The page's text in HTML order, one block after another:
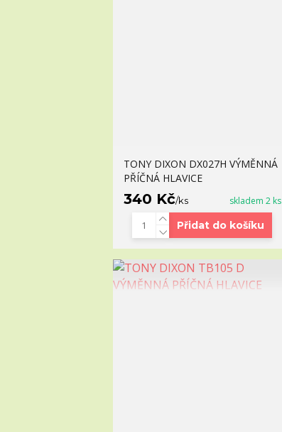
TONY DIXON DX027H VÝMĚNNÁ
PŘÍČNÁ HLAVICE
340 Kč/ks skladem 2 ks
Přidat do košíku